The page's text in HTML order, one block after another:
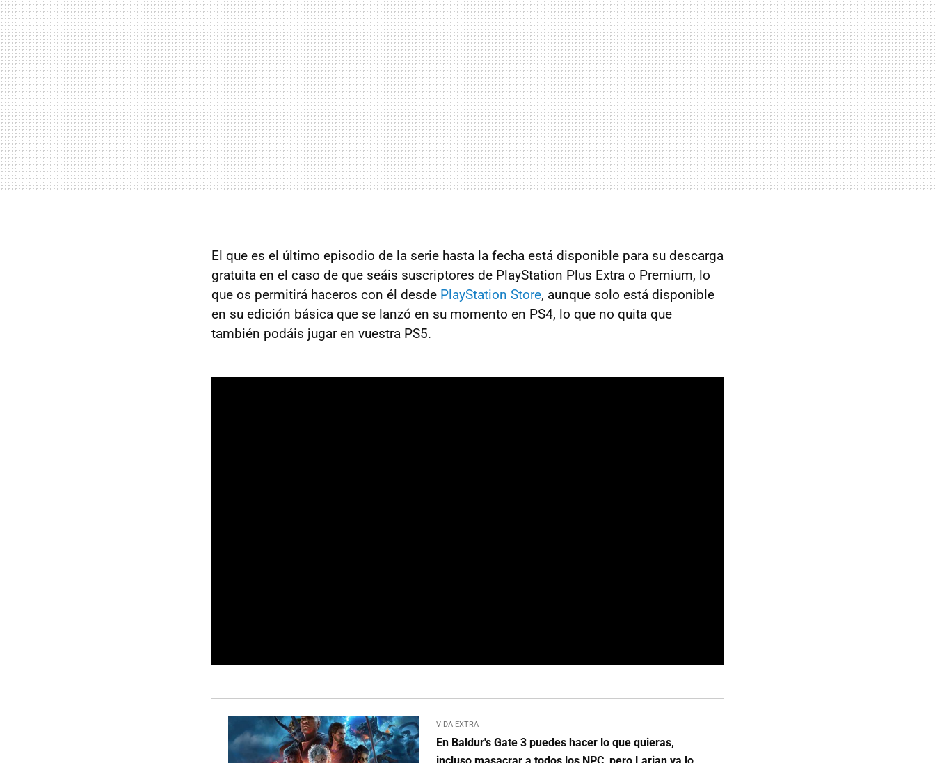
El que es el último episodio de la serie hasta la fecha está disponible para su descarga
gratuita en el caso de que seáis suscriptores de PlayStation Plus Extra o Premium, lo
que os permitirá haceros con él desde PlayStation Store, aunque solo está disponible
en su edición básica que se lanzó en su momento en PS4, lo que no quita que
también podáis jugar en vuestra PS5.
VIDA EXTRA
En Baldur's Gate 3 puedes hacer lo que quieras,